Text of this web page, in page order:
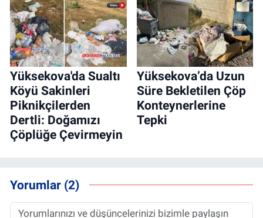
Yüksekova'da Sualtı
Köyü Sakinleri
Piknikçilerden
Dertli: Doğamızı
Çöplüğe Çevirmeyin
Yüksekova’da Uzun
Süre Bekletilen Çöp
Konteynerlerine
Tepki
Yorumlar (2)